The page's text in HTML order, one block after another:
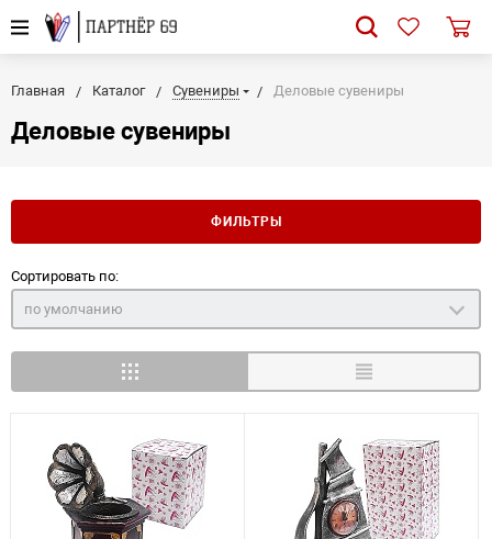
Главная Каталог Сувениры Деловые сувениры
Деловые сувениры
ФИЛЬТРЫ
Сортировать по:
по умолчанию